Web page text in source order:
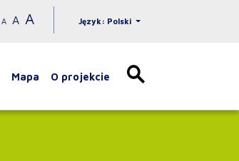
A A A Język: Polski
Mapa O projekcie